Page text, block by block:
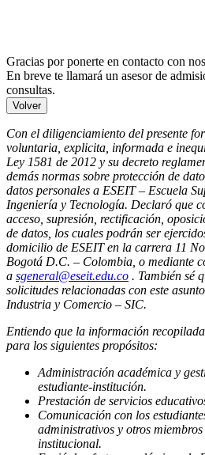
Gracias por ponerte en contacto con
En breve te llamará un asesor de
consultas.
Volver
Con el diligenciamiento del presente
voluntaria, explicita, informada e
Ley 1581 de 2012 y su decreto
demás normas sobre protección de
datos personales a ESEIT – Escuela
Ingeniería y Tecnología. Declaró que
acceso, supresión, rectificación,
de datos, los cuales podrán ser
domicilio de ESEIT en la carrera 11
Bogotá D.C. – Colombia, o mediante
a sgeneral@eseit.edu.co . También sé
solicitudes relacionadas con este
Industria y Comercio – SIC.
Entiendo que la información
para los siguientes propósitos:
Administración académica y
estudiante-institución.
Prestación de servicios
Comunicación con los
administrativos y otros
institucional.